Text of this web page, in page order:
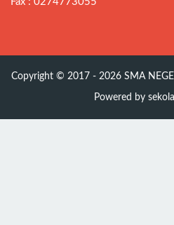
Copyright © 2017 - 2026 SMA
Powered by